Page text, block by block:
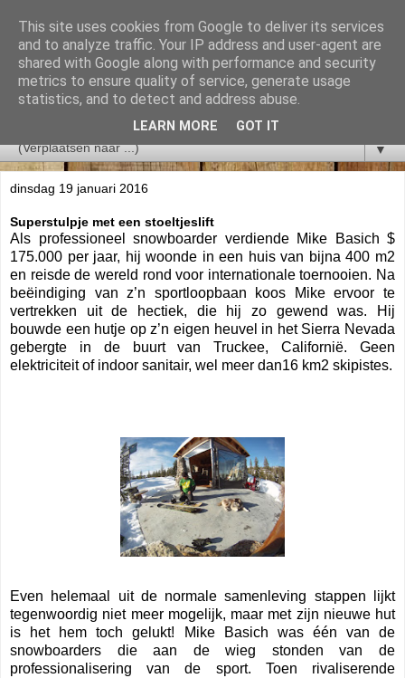
▼
dinsdag 19 januari 2016
Superstulpje met een stoeltjeslift
Als professioneel snowboarder verdiende Mike Basich $
175.000 per jaar, hij woonde in een huis van bijna 400 m2
en reisde de wereld rond voor internationale toernooien. Na
beëindiging van z’n sportloopbaan koos Mike ervoor te
vertrekken uit de hectiek, die hij zo gewend was. Hij
bouwde een hutje op z’n eigen heuvel in het Sierra Nevada
gebergte in de buurt van Truckee, Californië. Geen
elektriciteit of indoor sanitair, wel meer dan16 km2 skipistes.
Even helemaal uit de normale samenleving stappen lijkt
tegenwoordig niet meer mogelijk, maar met zijn nieuwe hut
is het hem toch gelukt! Mike Basich was één van de
snowboarders die aan de wieg stonden van de
professionalisering van de sport. Toen rivaliserende
This site uses cookies from Google to deliver its services
and to analyze traffic. Your IP address and user-agent are
shared with Google along with performance and security
metrics to ensure quality of service, generate usage
statistics, and to detect and address abuse.
LEARN MORE GOT IT